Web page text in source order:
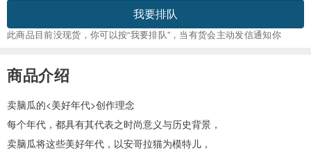
我要排队
此商品目前没现货，你可以按“我要排队”，当有货会主动发信通知你
商品介绍
卖脑瓜的<美好年代>创作理念
每个年代，都具有其代表之时尚意义与历史背景，
卖脑瓜将这些美好年代，以安哥拉猫为模特儿，